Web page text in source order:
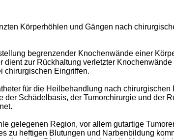
Körperhöhlen und Gängen nach
begrenzender Knochenwände einer
zur Rückhaltung verletzter
chirurgischen Eingriffen.
für die Heilbehandlung nach chirurgischen
Schädelbasis, der Tumorchirurgie und der
gelegenen Region, vor allem gutartige
zu heftigen Blutungen und Narbenbildung